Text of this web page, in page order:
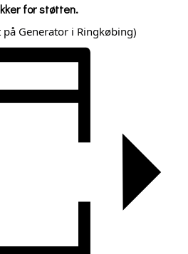
for støtten.
Generator i Ringkøbing)